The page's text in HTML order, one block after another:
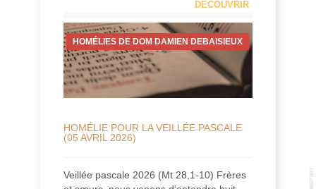
DÉCOUVRIR
HOMÉLIES DE DOM DAMIEN DEBAISIEUX
HOMÉLIE POUR LA VEILLÉE PASCALE
(05 AVRIL 2026)
Veillée pascale 2026 (Mt 28,1-10) Frères